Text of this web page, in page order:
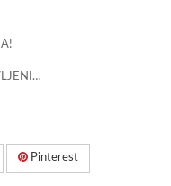
Pinterest